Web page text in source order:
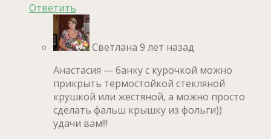
Ответить
Светлана 9 лет назад
Анастасия — банку с курочкой можно
прикрыть термостойкой стекляной
крушкой или жестяной, а можно просто
сделать фальш крышку из фольги))
удачи вам!!!